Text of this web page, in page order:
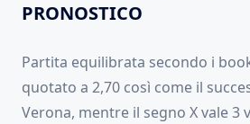
PRONOSTICO
Partita equilibrata secondo i
quotato a 2,70 così come il
Verona, mentre il segno X vale 3